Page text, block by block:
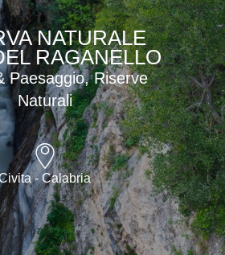
NATURALE
RAGANELLO
Paesaggio, Riserve
Naturali
- Calabria